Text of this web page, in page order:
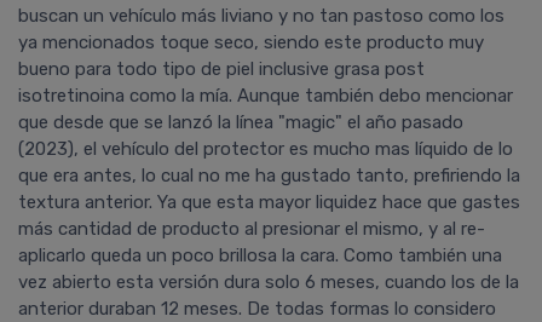
buscan un vehículo más liviano y no tan pastoso como los
ya mencionados toque seco, siendo este producto muy
bueno para todo tipo de piel inclusive grasa post
isotretinoina como la mía. Aunque también debo mencionar
que desde que se lanzó la línea "magic" el año pasado
(2023), el vehículo del protector es mucho mas líquido de lo
que era antes, lo cual no me ha gustado tanto, prefiriendo la
textura anterior. Ya que esta mayor liquidez hace que gastes
más cantidad de producto al presionar el mismo, y al re-
aplicarlo queda un poco brillosa la cara. Como también una
vez abierto esta versión dura solo 6 meses, cuando los de la
anterior duraban 12 meses. De todas formas lo considero